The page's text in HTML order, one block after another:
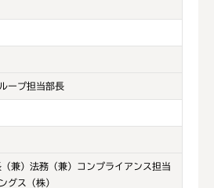
ープ担当部長
兼）法務（兼）コンプライアンス担当
グス（株）